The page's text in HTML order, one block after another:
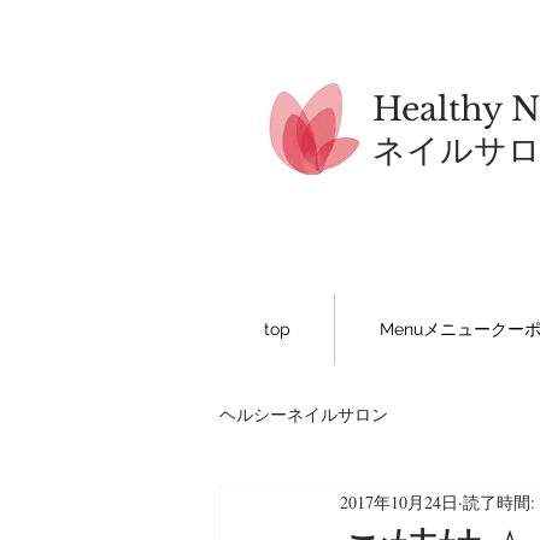
Healthy
ネイルサ
top Menuメニュークー
ヘルシーネイルサロン
2017年10月24日 読了時間: